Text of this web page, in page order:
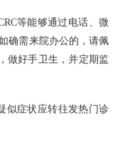
等能够通过电话、微
确需来院办公的，请佩
做好手卫生，并定期监
似症状应转往发热门诊